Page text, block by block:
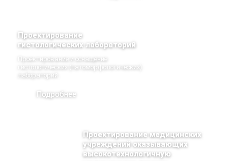
Проектирование
гистологических лабораторий
Проектирование и оснащение
гистологических (патоморфологических)
лабораторий.
Подробнее
Проектирование медицинских
учреждений оказывающих
высокотехнологичную